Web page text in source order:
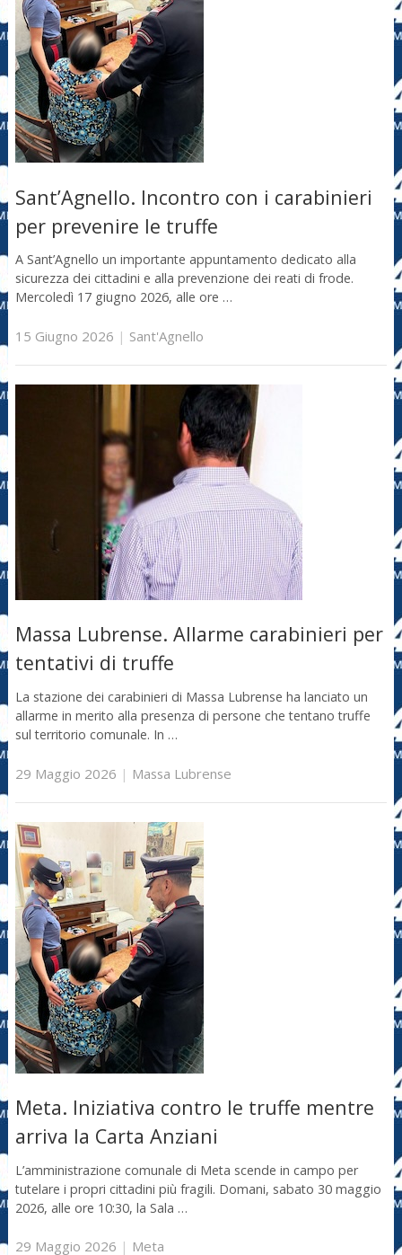
Sant’Agnello. Incontro con i carabinieri
per prevenire le truffe
A Sant’Agnello un importante appuntamento dedicato alla
sicurezza dei cittadini e alla prevenzione dei reati di frode.
Mercoledì 17 giugno 2026, alle ore …
15 Giugno 2026 | Sant'Agnello
Massa Lubrense. Allarme carabinieri per
tentativi di truffe
La stazione dei carabinieri di Massa Lubrense ha lanciato un
allarme in merito alla presenza di persone che tentano truffe
sul territorio comunale. In …
29 Maggio 2026 | Massa Lubrense
Meta. Iniziativa contro le truffe mentre
arriva la Carta Anziani
L’amministrazione comunale di Meta scende in campo per
tutelare i propri cittadini più fragili. Domani, sabato 30 maggio
2026, alle ore 10:30, la Sala …
29 Maggio 2026 | Meta